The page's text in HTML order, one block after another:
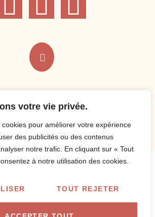
votre vie privée.
cookies pour améliorer votre expérience
des publicités ou des contenus
notre trafic. En cliquant sur « Tout
à notre utilisation des cookies.
TOUT REJETER
with ❤️ by WEWEBAGENCY
Mentions Légales
Politique de confidentialité